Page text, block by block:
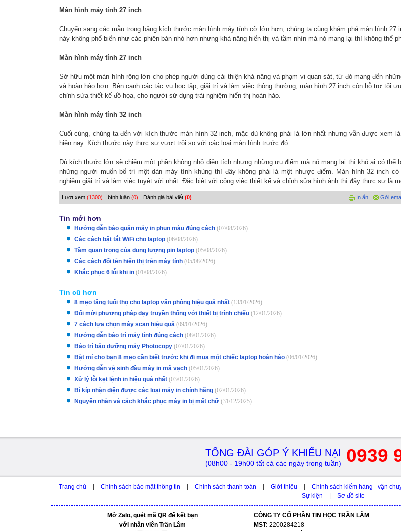
Màn hình máy tính 27 inch
Chuyển sang các mẫu trong bảng kích thước màn hình máy tính cỡ lớn hơn, chúng ta cùng khám phá màn hình 27
này không phổ biến như các phiên bản nhỏ hơn nhưng khả năng hiển thị và tầm nhìn mà nó mang lại thì không thể
Màn hình máy tính 27 inch
Sở hữu một màn hình rộng lớn cho phép người dùng cải thiện khả năng và phạm vi quan sát, từ đó mang đến
và hoàn hảo hơn. Bên cạnh các tác vụ học tập, giải trí và làm việc thông thường, màn hình 27 inch còn hỗ trợ tối
chỉnh sửa thiết kế đồ họa, cho người sử dụng trải nghiệm hiển thị hoàn hảo.
Màn hình máy tính 32 inch
Cuối cùng, chúng ta đến với kích thước màn hình 32 inch, mặc dù không phải là lớn nhất nhưng vẫn được xem
hiện nay. Kích thước này thực sự vượt trội so với các loại màn hình trước đó.
Dù kích thước lớn sẽ chiếm một phần không nhỏ diện tích nhưng những ưu điểm mà nó mang lại thì khó ai có thể
những người muốn bố trí một dàn máy tính khủng thì đây không phải là một nhược điểm. Màn hình 32 inch có
nghiệm giải trí và làm việc tuyệt vời nhất. Đặc biệt với công việc thiết kế và chỉnh sửa hình ảnh thì đây thực sự là
Lượt xem (1300) bình luận (0) Đánh giá bài viết(0) Gởi
In ấn
Tin mới hơn
Hướng dẫn bảo quản máy in phun màu đúng cách (07/08/2026)
Các cách bật tắt WiFi cho laptop (06/08/2026)
Tầm quan trọng của dung lượng pin laptop (05/08/2026)
Các cách đổi tên hiển thị trên máy tính (05/08/2026)
Khắc phục 6 lỗi khi in (01/08/2026)
Tin cũ hơn
8 mẹo tăng tuổi thọ cho laptop văn phòng hiệu quả nhất (13/01/2026)
Đổi mới phương pháp dạy truyền thống với thiết bị trình chiếu (12/01/2026)
7 cách lựa chọn máy scan hiệu quả (09/01/2026)
Hướng dẫn bảo trì máy tính đúng cách (08/01/2026)
Bảo trì bảo dưỡng máy Photocopy (07/01/2026)
Bật mí cho bạn 8 mẹo cần biết trước khi đi mua một chiếc laptop hoàn hảo (06/01/2026)
Hướng dẫn vệ sinh đầu máy in mã vạch (05/01/2026)
Xử lý lỗi kẹt lệnh in hiệu quả nhất (03/01/2026)
Bí kíp nhận diện được các loại máy in chính hãng (02/01/2026)
Nguyên nhân và cách khắc phục máy in bị mất chữ (31/12/2025)
TỔNG ĐÀI GÓP Ý KHIẾU NẠI
(08h00 - 19h00 tất cả các ngày trong tuần) 0939
Trang chủ Chính sách bảo mật thông tin Chính sách thanh toán Giới thiệu Chính sách kiểm hàng - vận
Sự kiện
Sơ đồ site
Mở Zalo, quét mã QR để kết bạn
với nhân viên Trần Lâm
CÔNG TY CỔ PHẦN TIN HỌC TRẦN LÂM
MST: 2200284218